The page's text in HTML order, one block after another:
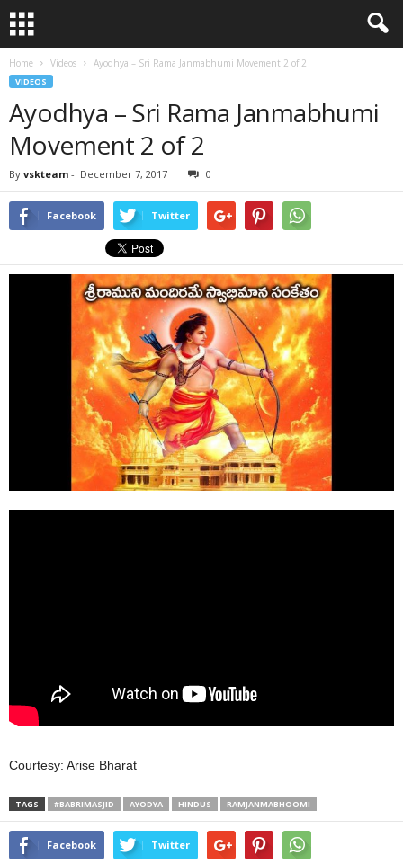
Home Videos Ayodhya – Sri Rama Janmabhumi Movement 2 of 2
VIDEOS
Ayodhya – Sri Rama Janmabhumi
Movement 2 of 2
By vskteam - December 7, 2017 0
Facebook Twitter
Courtesy: Arise Bharat
TAGS #BABRIMASJID AYODYA HINDUS RAMJANMABHOOMI
Facebook Twitter